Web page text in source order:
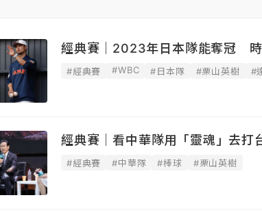
經典賽｜2023年日本隊能奪冠 時
#經典賽 #WBC #日本隊 #栗山英樹 #
經典賽｜看中華隊用「靈魂」去
#經典賽 #中華隊 #棒球 #栗山英樹